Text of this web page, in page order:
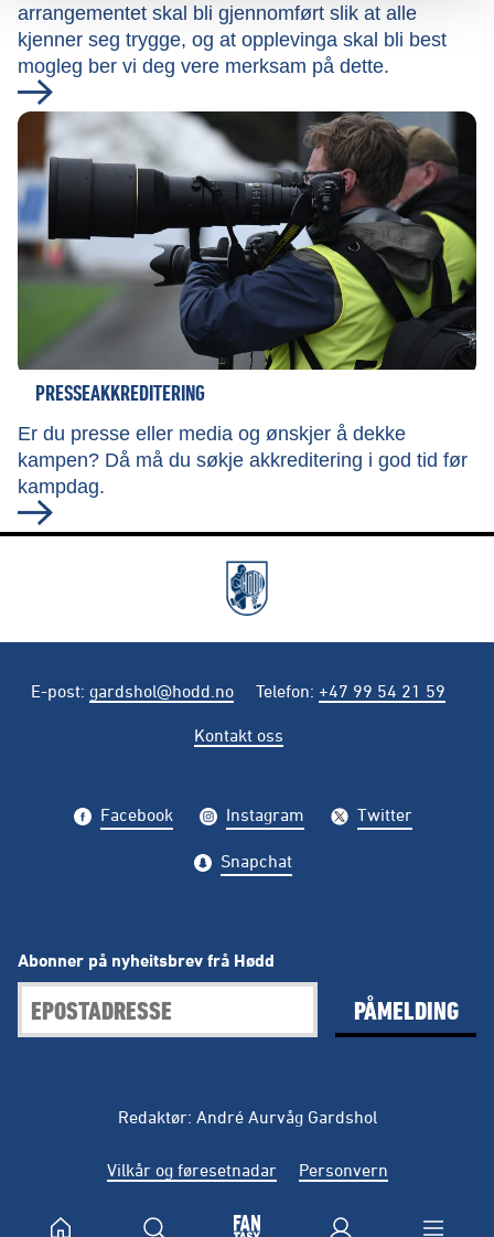
arrangementet skal bli gjennomført slik at alle
kjenner seg trygge, og at opplevinga skal bli best
mogleg ber vi deg vere merksam på dette.
PRESSEAKKREDITERING
Er du presse eller media og ønskjer å dekke
kampen? Då må du søkje akkreditering i god tid før
kampdag.
E-post: gardshol@hodd.no Telefon: +47 99 54 21 59
Kontakt oss
Facebook Instagram Twitter
Snapchat
Abonner på nyheitsbrev frå Hødd
PÅMELDING
Redaktør: André Aurvåg Gardshol
Vilkår og føresetnadar Personvern